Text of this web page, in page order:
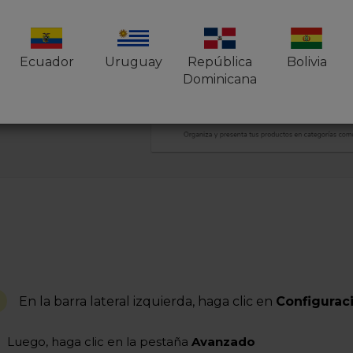
En la barra lateral izquierda, haga clic en
Luego, haga clic en la pestaña Avanzado
Ecuador Uruguay
República
Dominicana
Bolivia